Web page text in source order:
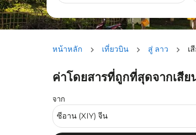
หน้าหลัก เที่ยวบิน สู่ ลาว เ
ค่าโดยสารที่ถูกที่สุดจากเสีย
จาก
ลองอัปเดตเส้นทางของคุณ (ต้นทางและ/ห